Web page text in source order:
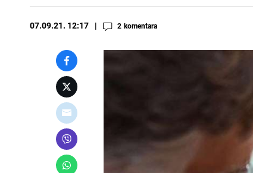
07.09.21. 12:17 2 komentara